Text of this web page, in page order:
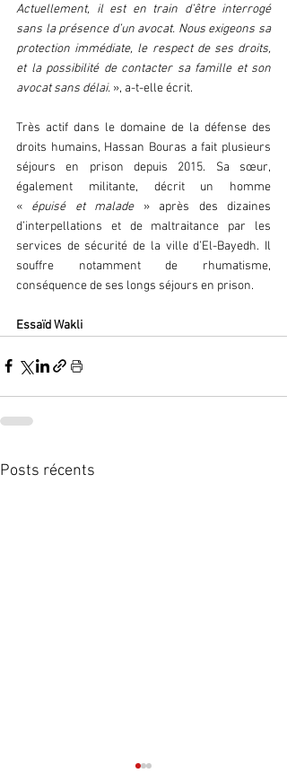
Actuellement, il est en train d’être interrogé
sans la présence d’un avocat. Nous exigeons sa
protection immédiate, le respect de ses droits,
et la possibilité de contacter sa famille et son
avocat sans délai. », a-t-elle écrit.
Très actif dans le domaine de la défense des
droits humains, Hassan Bouras a fait plusieurs
séjours en prison depuis 2015. Sa sœur,
également militante, décrit un homme
« épuisé et malade » après des dizaines
d’interpellations et de maltraitance par les
services de sécurité de la ville d’El-Bayedh. Il
souffre notamment de rhumatisme,
conséquence de ses longs séjours en prison.
Essaïd Wakli
Posts récents